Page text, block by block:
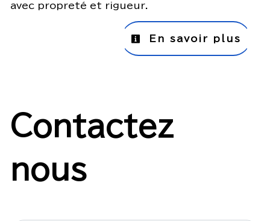
avec propreté et rigueur.
En savoir plus
Contactez
nous